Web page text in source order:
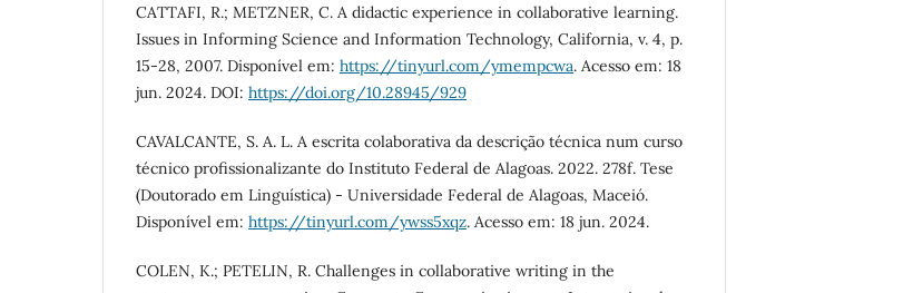
CATTAFI, R.; METZNER, C. A didactic experience in collaborative learning.
Issues in Informing Science and Information Technology, California, v. 4, p.
15-28, 2007. Disponível em: https://tinyurl.com/ymempcwa. Acesso em: 18
jun. 2024. DOI: https://doi.org/10.28945/929
CAVALCANTE, S. A. L. A escrita colaborativa da descrição técnica num curso
técnico profissionalizante do Instituto Federal de Alagoas. 2022. 278f. Tese
(Doutorado em Linguística) - Universidade Federal de Alagoas, Maceió.
Disponível em: https://tinyurl.com/ywss5xqz. Acesso em: 18 jun. 2024.
COLEN, K.; PETELIN, R. Challenges in collaborative writing in the